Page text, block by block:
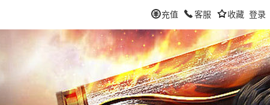
充值 客服 收藏 登录